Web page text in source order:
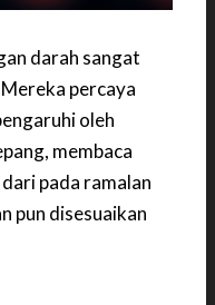
darah sangat
percaya
oleh
membaca
pada ramalan
pun disesuaikan